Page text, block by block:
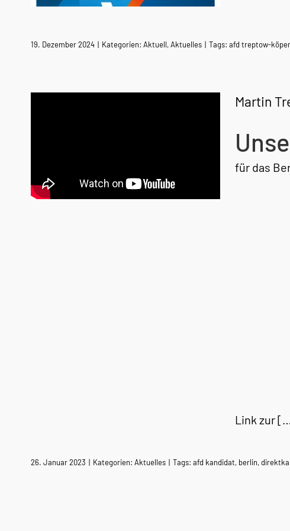
19. Dezember 2024 | Kategorien: Aktuell,Aktuelles | Tags: afd treptow-
Martin
für das
Link zur
26. Januar 2023 | Kategorien: Aktuelles | Tags: afd kandidat, berlin,